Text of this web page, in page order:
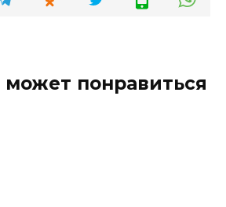
понравиться